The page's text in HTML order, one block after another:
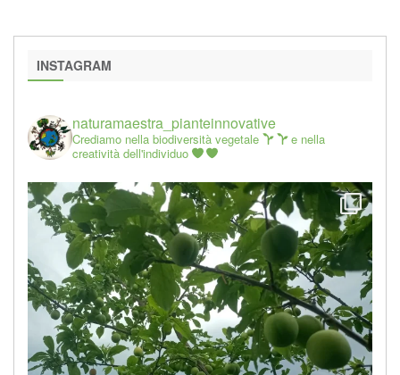
INSTAGRAM
naturamaestra_pianteinnovative
Crediamo nella biodiversità vegetale
e nella
creatività dell'individuo